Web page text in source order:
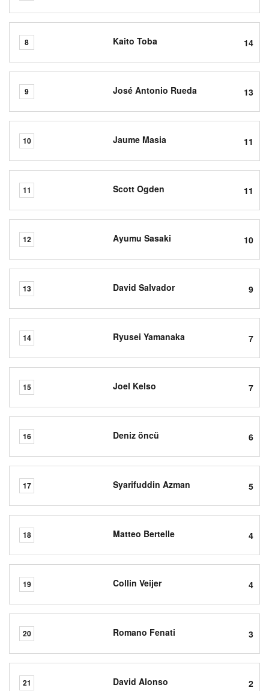
8 Kaito Toba 14
9 José Antonio Rueda 13
10 Jaume Masia 11
11 Scott Ogden 11
12 Ayumu Sasaki 10
13 David Salvador 9
14 Ryusei Yamanaka 7
15 Joel Kelso 7
16 Deniz öncü 6
17 Syarifuddin Azman 5
18 Matteo Bertelle 4
19 Collin Veijer 4
20 Romano Fenati 3
21 David Alonso 2